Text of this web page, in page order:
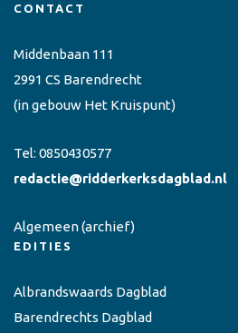
CONTACT
Middenbaan 111
2991 CS Barendrecht
(in gebouw Het Kruispunt)
Tel: 0850430577
redactie@ridderkerksdagblad.nl
Algemeen(archief)
EDITIES
Albrandswaards Dagblad
Barendrechts Dagblad